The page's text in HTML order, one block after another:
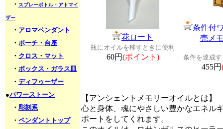
・ スプレーボトル・アトマイ
ザー
・ アロマペンダント
・ ポーチ・台座
・ クロス・マット
・ ボックス・ガラス皿
・ ディフゥーザー
●パワーストーン
・ 彫刻系
・ ペンダントトップ
花ロート
瓶にオイルを移すときに便利
60円(ポイント)
条件付
売メ
条件を達成
455円
【アンシェントメモリーオイルとは】
心と身体、魂にやさしい豊かなエネル
ポートをしてくれます。